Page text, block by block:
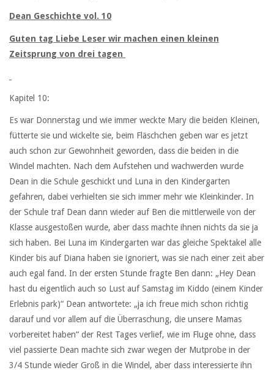
Dean Geschichte vol. 10
Guten tag Liebe Leser wir machen einen kleinen
Zeitsprung von drei tagen
Kapitel 10:
Es war Donnerstag und wie immer weckte Mary die beiden Kleinen,
fütterte sie und wickelte sie, beim Fläschchen geben war es jetzt
auch schon zur Gewohnheit geworden, dass die beiden in die
Windel machten. Nach dem Aufstehen und wachwerden wurde
Dean in die Schule geschickt und Luna in den Kindergarten
gefahren, dabei verhielten sie sich immer mehr wie Kleinkinder. In
der Schule traf Dean dann wieder auf Ben die mittlerweile von der
Klasse ausgestoßen wurde, aber dass machte ihnen nichts da sie ja
sich haben. Bei Luna im Kindergarten war das gleiche Spektakel alle
Kinder bis auf Diana haben sie ignoriert, was sie nach einer zeit aber
auch egal fand. In der ersten Stunde fragte Ben dann: „Hey Dean
hast du eigentlich auch so Lust auf Samstag im Kiddo (einem Kinder
Erlebnis park)“ Dean antwortete: „ja ich freue mich schon richtig
darauf und vor allem auf die Überraschung, die unsere Mamas
vorbereitet haben“ der Rest Tages verlief, wie im Fluge ohne, dass
viel passierte Dean machte sich zwar wegen der Mutprobe in der
3/4 Stunde wieder Groß in die Windel, aber dass interessierte ihn